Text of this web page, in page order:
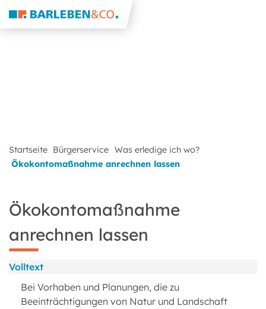
Startseite Bürgerservice Was erledige ich wo?
Ökokontomaßnahme anrechnen lassen
Ökokontomaßnahme
anrechnen lassen
Volltext
Bei Vorhaben und Planungen, die zu
Beeinträchtigungen von Natur und Landschaft